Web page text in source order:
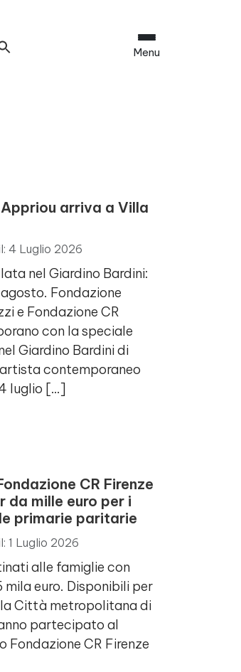
Menu
arriva a Villa
4 Luglio 2026
nel Giardino Bardini:
Fondazione
e Fondazione CR
con la speciale
Giardino Bardini di
contemporaneo
luglio […]
CR Firenze
da mille euro per i
primarie paritarie
1 Luglio 2026
alle famiglie con
mila euro. Disponibili per
Città metropolitana di
partecipato al
Fondazione CR Firenze